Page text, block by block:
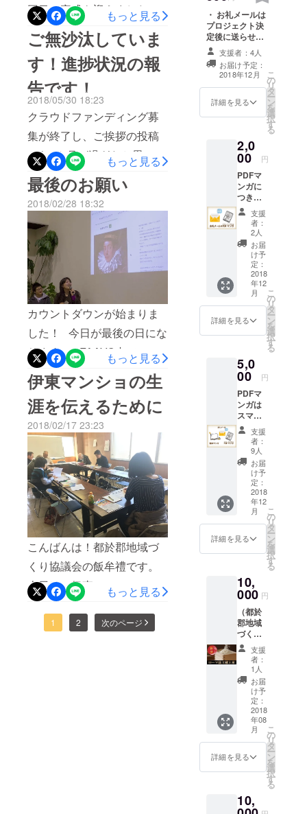
て、FAVVOの支援募集が終
わったあとも、地域の方々
からの支援などがゆっくり
ですが集まり、同時進行で
漫画のネーム、修正などが
ずっと繰り返されていまし
た。何せ、初めての試み
で、漫画って・・・こんな
に繰り返し修正をいれてい
くんだな・・・という、そ
ういう中で、担当の体調不
良なども重なり、進行は予
定よりずっと送れてしまい
ました。残すは印刷のみ！
というところで、紙質はど
うしたらいいんだろう、と
いう、問題にさしかか
り・・・予算上、本屋さん
に並ぶような上質なものは
難しいのかな・・・と、煮
詰まっていた所・・・最後
の最後で、なんと！宮崎を
代表する出版社「鉱脈社」
様より、多大な支援とご協
力をいただき、完成となり
ました！！！これは、本当
に大きなことでした。参考
にしていた本の1つ、伊東マ
ンショ~その生涯~ この本を
出版した鉱脈社様に、中に
ある「年表」について尋ね
たところ、代表取締役社
長 川口敦己様が、今回の
回目の完成を迎えました。1
回目は、たくさんの関係者
の方に読んでいただき、い
ろいろなご意見をいただき
ました。そして、2回目にな
り、皆さんの意見などもふ
まえたものが完成。見せか
たヒトツで、こんなにも物
語に広がりを見せるのだ
な…と、素人目ながらも、
すごく感動をしておりま
す。これから、完成にむ
け、まだまだ修正を繰り返
すとは思いますが、完成ま
で楽しみにしていてくださ
い。返礼品の、スイート
コーン、マンゴーはいかが
でしたでしょうか。8月に入
り、新米もでき、「伊東マ
ンショ米」の発送準備にも
入ります。その他の返礼品
につきましては、また準備
出来次第、随時連絡をさせ
ていただきたいと思いま
す。完成まで、応援よろし
くおねがいします。
もっと見る
ご無沙汰していま
す！進捗状況の報
告です！
2018/05/30 18:23
クラウドファンディング募
集が終了し、ご挨拶の投稿
から3カ月が過ぎたと思った
ら、最後の投稿がされてな
い不始末があり、大変申し
訳ありません。 ご支援い
ただきました皆さまには、
本当に感謝しております！
スケジュールとしては、9月
までは、ひたすらネームと
修正の繰り返し。 9月中に
は完成させ、10月には本仕
上げにかかりたいと思って
います。 支援金の合計は、
見ての通り、実際の金額に
はほど遠く、資金的にも現
実カツカツで、色々その後
の資金調達なども含めて、
現時点でマイナスではあり
ますが、なんとかプロジェ
クト進めさせていただいて
おります！ 絶対作りた
い！ その思いと、たくさ
んの方の応援があるからこ
そ、頑張れる… 漫画家さん
にも、資金的な部分では随
分甘えさせていただき、な
んとか第一回目のネーム完
もっと見る
最後のお願い
2018/02/28 18:32
カウントダウンが始まりま
した！ 今日が最後の日にな
ります。 FAAVO内での支
援金のお願いは今日が最後
になります。 先週は、
FAAVOの1周年記念に招待
していただき、つたない言
葉ではありましたが、来場
された皆さんの前で、伊東
マンショ漫画プロジェクト
のお話をさせていただきま
した。 緊張でしどろもどろ
の私を支えてくれたのは、
平成遣欧少年使節として西
都市の男子中学生代表とし
てポルトガルに研修に行っ
た、我が息子です。 伊東マ
もっと見る
伊東マンショの生
涯を伝えるために
2018/02/17 23:23
こんばんは！都於郡地域づ
くり協議会の飯牟禮です。
今日は、伊東マンショの漫
画制作のために、都於郡城
史研究会の皆さんが集ま
もっと見る
1 2 次のページ
緑豊かな町
です。
・ お礼メールは
プロジェクト決
定後に送らせて
いただきます
が。 ・マンガ巻
末へのお名前記
載につきまして
は、マンガ完成
後となりますの
いただいた方に
はお名前の記載
きますが、個人
情報の都合によ
り載せて欲しく
ないという方は
ご連絡くださ
支援者：4人
お届け予定：
2018年12月
詳細を見る
こ
の
リ
タ
ー
ン
を
選
択
す
る
2,0
00 円
PDFマ
ンガに
つきま
しては
スマ
ホ・パ
ソコン
等で見
る事が
できま
す。 ※
基本は
支援し
ていた
だいた
方には
の記載
をさせ
ていた
だきま
すが、
個人情
報の都
合によ
り載せ
て欲し
くない
方はご
連絡く
ださ
い。 お
礼メー
ルはプ
送らせ
ていた
だきま
すが、
PDFマ
ンガに
つきま
して
は、完
成後の
お渡し
になり
ます。
支援
者：
2人
お届
け予
定：
2018
年12
月
詳細を見る
こ
の
リ
タ
ー
ン
を
選
択
す
る
5,0
00 円
PDFマ
ンガは
スマ
ホ・パ
ソコン
などで
見るこ
とがで
きま
す。 ※
基本は
支援し
ていた
だいた
方には
お名前
をさせ
ていた
だきま
すが、
個人情
報の都
合によ
り載せ
て欲し
くない
方はご
連絡く
ださ
い。
支援
者：
9人
お届
け予
定：
2018
年12
月
詳細を見る
こ
の
リ
タ
ー
ン
を
選
択
す
る
10,
000 円
（都於
郡地域
づくり
協議会
オリジ
ナル）
西都市
都於郡
産 伊
東マン
ショ米3
キロ 1
袋 ※伊
東マン
ショ米
は2012
れた
「伊東
支援
者：
1人
お届
け予
定：
2018
年08
月
詳細を見る
こ
の
リ
タ
ー
ン
を
選
択
す
る
10,